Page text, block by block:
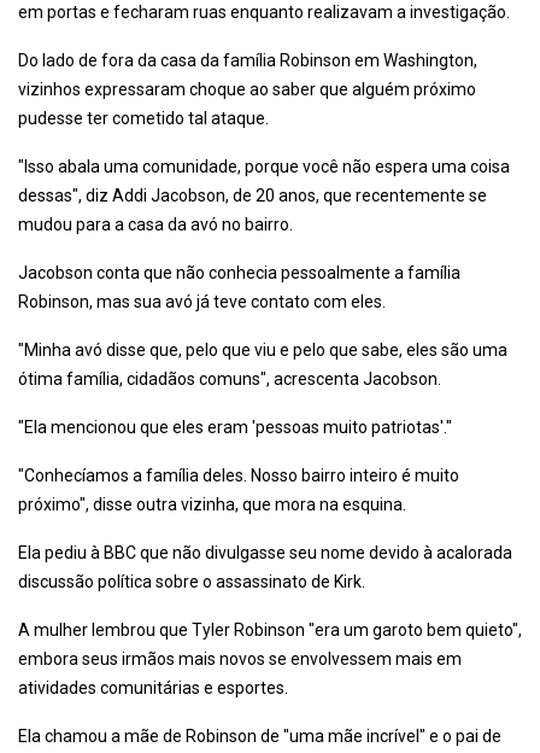
em portas e fecharam ruas enquanto realizavam a investigação.
Do lado de fora da casa da família Robinson em Washington,
vizinhos expressaram choque ao saber que alguém próximo
pudesse ter cometido tal ataque.
"Isso abala uma comunidade, porque você não espera uma coisa
dessas", diz Addi Jacobson, de 20 anos, que recentemente se
mudou para a casa da avó no bairro.
Jacobson conta que não conhecia pessoalmente a família
Robinson, mas sua avó já teve contato com eles.
"Minha avó disse que, pelo que viu e pelo que sabe, eles são uma
ótima família, cidadãos comuns", acrescenta Jacobson.
"Ela mencionou que eles eram 'pessoas muito patriotas'."
"Conhecíamos a família deles. Nosso bairro inteiro é muito
próximo", disse outra vizinha, que mora na esquina.
Ela pediu à BBC que não divulgasse seu nome devido à acalorada
discussão política sobre o assassinato de Kirk.
A mulher lembrou que Tyler Robinson "era um garoto bem quieto",
embora seus irmãos mais novos se envolvessem mais em
atividades comunitárias e esportes.
Ela chamou a mãe de Robinson de "uma mãe incrível" e o pai de